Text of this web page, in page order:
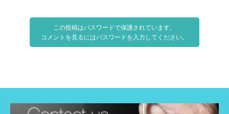
この投稿はパスワードで保護されています。
コメントを見るにはパスワードを入力してください。